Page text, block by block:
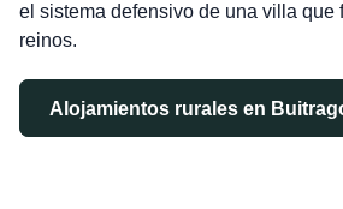
el sistema defensivo de una villa que
reinos.
Alojamientos rurales en